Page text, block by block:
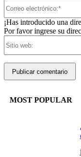
¡Has introducido una
Por favor ingrese su
MOST POPULAR